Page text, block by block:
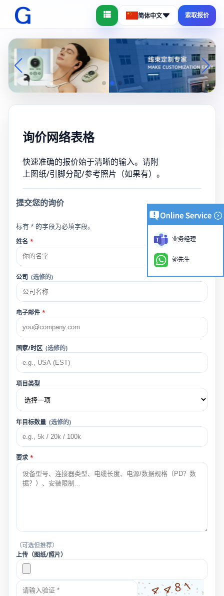
简体中文 索取报价
询价网络表格
快速准确的报价始于清晰的输入。请附
上图纸/引脚分配/参考照片（如果有）。
提交您的询价
标有 * 的字段为必填字段。
姓名 *
公司 (选修的)
电子邮件 *
国家/时区 (选修的)
项目类型
年目标数量 (选修的)
要求 *
（可选但推荐）
上传（图纸/照片）
业务经理
郭先生